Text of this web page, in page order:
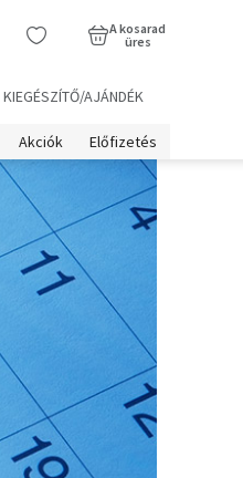
A kosarad
üres
KIEGÉSZÍTŐ/AJÁNDÉK
Akciók Előfizetés